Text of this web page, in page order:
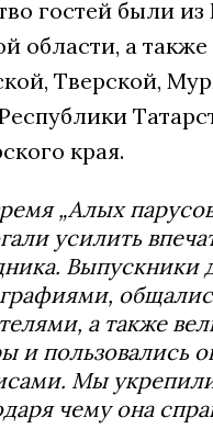
гостей были
области, а также
Тверской,
края.
„Алых
усилить
Выпускники
а также
и пользовались
Мы
чему она